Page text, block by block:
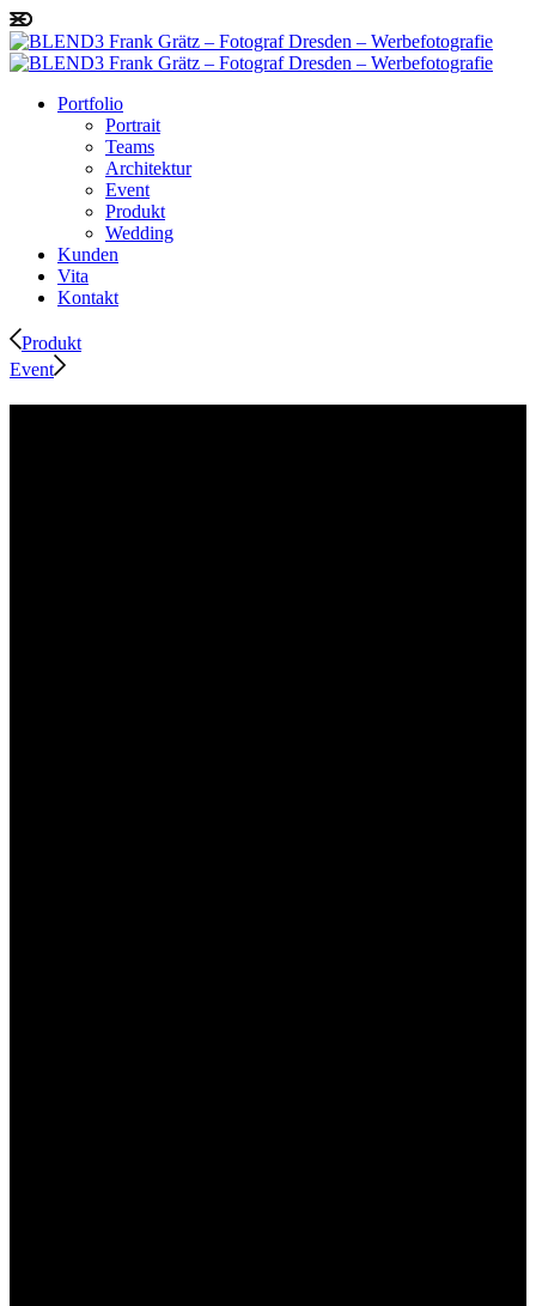
Portfolio
Portrait
Teams
Architektur
Event
Produkt
Wedding
Kunden
Vita
Kontakt
Produkt
Event